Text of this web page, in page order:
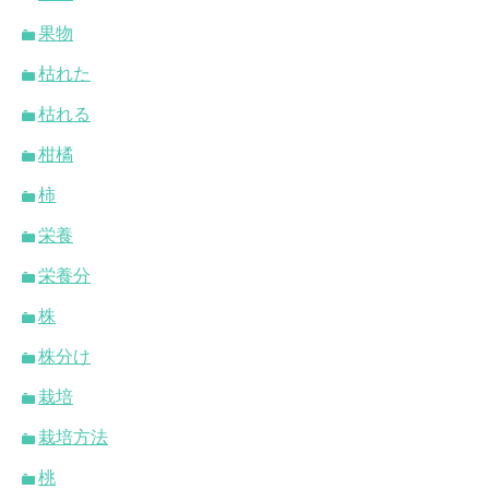
果物
枯れた
枯れる
柑橘
柿
栄養
栄養分
株
株分け
栽培
栽培方法
桃